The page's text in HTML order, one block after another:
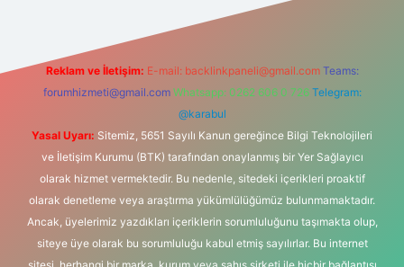
Reklam ve İletişim: E-mail: backlinkpaneli@gmail.com Teams:
forumhizmeti@gmail.com Whatsapp: 0262 606 0 726 Telegram:
@karabul
Yasal Uyarı: Sitemiz, 5651 Sayılı Kanun gereğince Bilgi Teknolojileri
ve İletişim Kurumu (BTK) tarafından onaylanmış bir Yer Sağlayıcı
olarak hizmet vermektedir. Bu nedenle, sitedeki içerikleri proaktif
olarak denetleme veya araştırma yükümlülüğümüz bulunmamaktadır.
Ancak, üyelerimiz yazdıkları içeriklerin sorumluluğunu taşımakta olup,
siteye üye olarak bu sorumluluğu kabul etmiş sayılırlar. Bu internet